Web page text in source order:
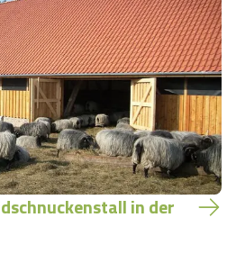
in der